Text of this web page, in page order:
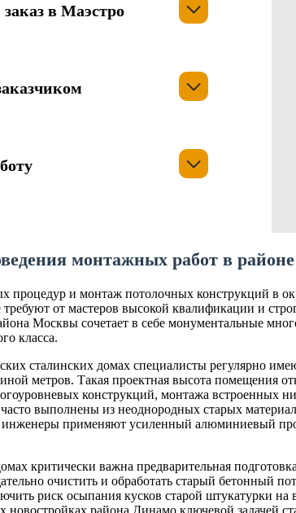
в Маэстро
монтажных работ в
процедур и монтаж потолочных конструкций в
требуют от мастеров высокой квалификации и
Москвы сочетает в себе монументальные
класса.
сталинских домах специалисты регулярно
метров. Такая проектная высота помещения
конструкций, монтажа встроенных
выполнены из неоднородных старых
инженеры применяют усиленный алюминиевый
критически важна предварительная
очистить и обработать старый бетонный
риск осыпания кусков старой штукатурки
новостройках района Динамо ключевой задачей